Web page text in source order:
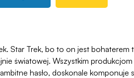
Star Trek, bo to on jest bohaterem
światowej. Wszystkim
hasło, doskonale